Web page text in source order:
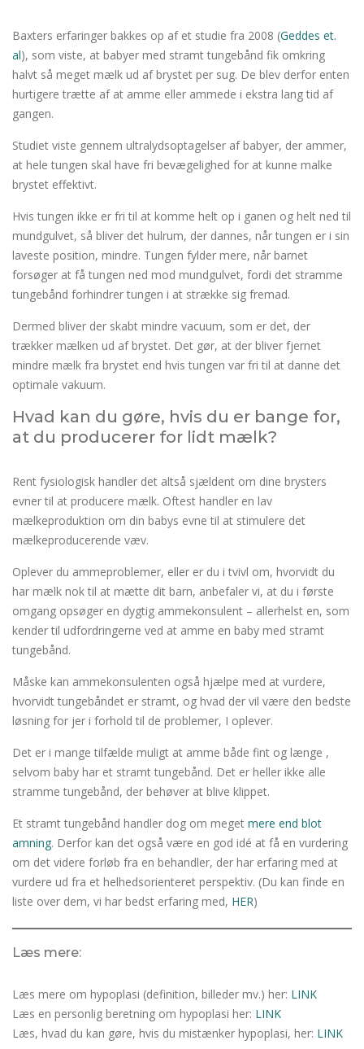
Baxters erfaringer bakkes op af et studie fra 2008 (Geddes et.
al), som viste, at babyer med stramt tungebånd fik omkring
halvt så meget mælk ud af brystet per sug. De blev derfor enten
hurtigere trætte af at amme eller ammede i ekstra lang tid af
gangen.
Studiet viste gennem ultralydsoptagelser af babyer, der ammer,
at hele tungen skal have fri bevægelighed for at kunne malke
brystet effektivt.
Hvis tungen ikke er fri til at komme helt op i ganen og helt ned til
mundgulvet, så bliver det hulrum, der dannes, når tungen er i sin
laveste position, mindre. Tungen fylder mere, når barnet
forsøger at få tungen ned mod mundgulvet, fordi det stramme
tungebånd forhindrer tungen i at strække sig fremad.
Dermed bliver der skabt mindre vacuum, som er det, der
trækker mælken ud af brystet. Det gør, at der bliver fjernet
mindre mælk fra brystet end hvis tungen var fri til at danne det
optimale vakuum.
Hvad kan du gøre, hvis du er bange for,
at du producerer for lidt mælk?
Rent fysiologisk handler det altså sjældent om dine brysters
evner til at producere mælk. Oftest handler en lav
mælkeproduktion om din babys evne til at stimulere det
mælkeproducerende væv.
Oplever du ammeproblemer, eller er du i tvivl om, hvorvidt du
har mælk nok til at mætte dit barn, anbefaler vi, at du i første
omgang opsøger en dygtig ammekonsulent – allerhelst en, som
kender til udfordringerne ved at amme en baby med stramt
tungebånd.
Måske kan ammekonsulenten også hjælpe med at vurdere,
hvorvidt tungebåndet er stramt, og hvad der vil være den bedste
løsning for jer i forhold til de problemer, I oplever.
Det er i mange tilfælde muligt at amme både fint og længe ,
selvom baby har et stramt tungebånd. Det er heller ikke alle
stramme tungebånd, der behøver at blive klippet.
Et stramt tungebånd handler dog om meget mere end blot
amning. Derfor kan det også være en god idé at få en vurdering
om det videre forløb fra en behandler, der har erfaring med at
vurdere ud fra et helhedsorienteret perspektiv. (Du kan finde en
liste over dem, vi har bedst erfaring med, HER)
Læs mere:
Læs mere om hypoplasi (definition, billeder mv.) her: LINK
Læs en personlig beretning om hypoplasi her: LINK
Læs, hvad du kan gøre, hvis du mistænker hypoplasi, her: LINK